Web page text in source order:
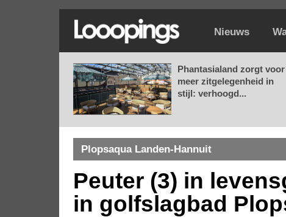
Nieuws
Phantasialand zorgt voor
meer zitgelegenheid in
stijl: verhoogd...
Plopsaqua Landen-Hannuit
Peuter (3) in
in golfslagbad